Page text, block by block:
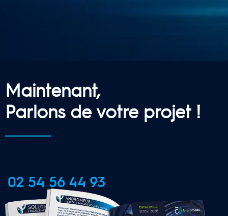
Maintenant,
Parlons de votre projet !
02 54 56 44 93